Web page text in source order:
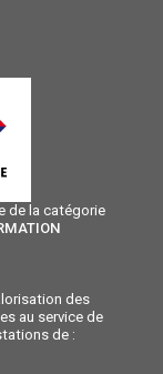
de la catégorie
des
au service de
de :